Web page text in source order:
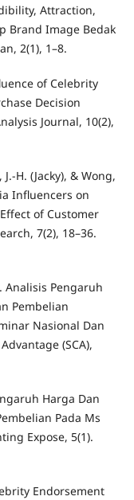
Attraction,
Brand Image Bedak
2(1), 1–8.
of Celebrity
Decision
Journal, 10(2),
H. (Jacky), & Wong,
Influencers on
of Customer
7(2), 18–36.
Analisis Pengaruh
Pembelian
Nasional Dan
(SCA),
Harga Dan
Pada Ms
Expose, 5(1).
Endorsement